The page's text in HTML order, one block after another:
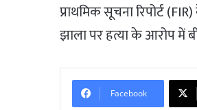
प्राथमिक सूचना रिपोर्ट
झाला पर हत्या के आरोप में
Facebook